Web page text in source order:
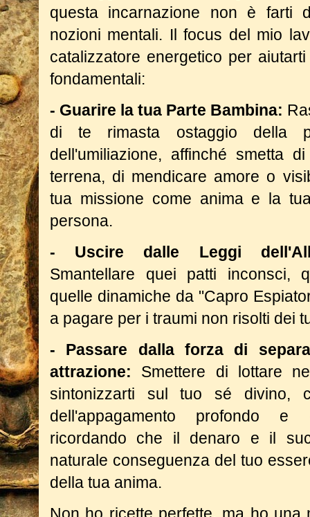
questa incarnazione non è farti
nozioni mentali. Il focus del mio
catalizzatore energetico per
fondamentali:
- Guarire la tua Parte Bambina:
di te rimasta ostaggio della
dell'umiliazione, affinché smetta
terrena, di mendicare amore o
tua missione come anima e la
persona.
- Uscire dalle Leggi
Smantellare quei patti inconsci,
quelle dinamiche da "Capro
a pagare per i traumi non risolti dei
- Passare dalla forza di
attrazione: Smettere di lottare
sintonizzarti sul tuo sé divino,
dell'appagamento profondo e
ricordando che il denaro e il
naturale conseguenza del tuo
della tua anima.